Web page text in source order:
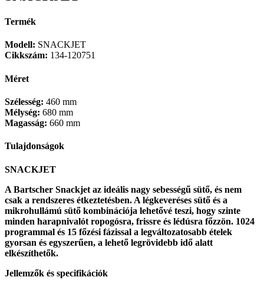
Termék
Modell: SNACKJET
Cikkszám: 134-120751
Méret
Szélesség: 460 mm
Mélység: 680 mm
Magasság: 660 mm
Tulajdonságok
SNACKJET
A Bartscher Snackjet az ideális nagy sebességű sütő, és nem
csak a rendszeres étkeztetésben. A légkeveréses sütő és a
mikrohullámú sütő kombinációja lehetővé teszi, hogy szinte
minden harapnivalót ropogósra, frissre és lédúsra főzzön. 1024
programmal és 15 főzési fázissal a legváltozatosabb ételek
gyorsan és egyszerűen, a lehető legrövidebb idő alatt
elkészíthetők.
Jellemzők és specifikációk